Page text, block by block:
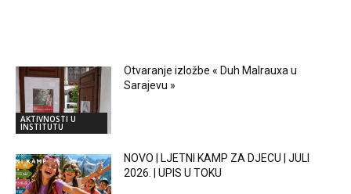
AKTIVNOSTI U
INSTITUTU
Otvaranje izložbe « Duh Malrauxa u
Sarajevu »
NOVO | LJETNI KAMP ZA DJECU | JULI
2026. | UPIS U TOKU